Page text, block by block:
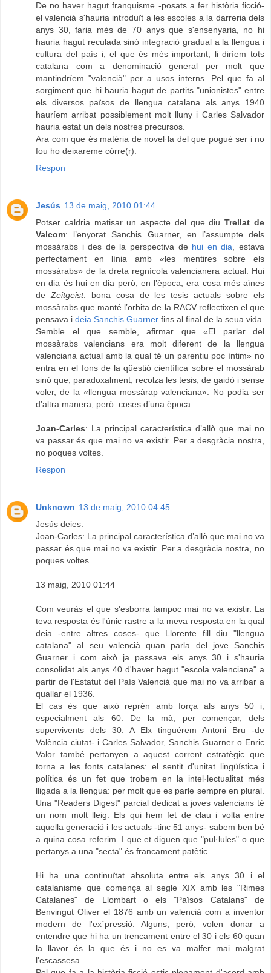
De no haver hagut franquisme -posats a fer història ficció-
el valencià s'hauria introduït a les escoles a la darreria dels
anys 30, faria més de 70 anys que s'ensenyaria, no hi
hauria hagut reculada sinó integració gradual a la llengua i
cultura del país i, el que és més important, li diríem tots
catalana com a denominació general per molt que
mantindríem "valencià" per a usos interns. Pel que fa al
sorgiment que hi hauria hagut de partits "unionistes" entre
els diversos països de llengua catalana als anys 1940
hauríem arribat possiblement molt lluny i Carles Salvador
hauria estat un dels nostres precursos.
Ara com que és matèria de novel·la del que pogué ser i no
fou ho deixareme córre(r).
Respon
Jesús 13 de maig, 2010 01:44
Potser caldria matisar un aspecte del que diu Trellat de
Valcom: l’enyorat Sanchis Guarner, en l’assumpte dels
mossàrabs i des de la perspectiva de hui en dia, estava
perfectament en línia amb «les mentires sobre els
mossàrabs» de la dreta regnícola valencianera actual. Hui
en dia és hui en dia però, en l’època, era cosa més aïnes
deZeitgeist: bona cosa de les tesis actuals sobre els
mossàrabs que manté l’orbita de la RACV reflectixen el que
pensava i deia Sanchis Guarner fins al final de la seua vida.
Semble el que semble, afirmar que «El parlar del
mossàrabs valencians era molt diferent de la llengua
valenciana actual amb la qual té un parentiu poc íntim» no
entra en el fons de la qüestió científica sobre el mossàrab
sinó que, paradoxalment, recolza les tesis, de gaidó i sense
voler, de la «llengua mossàrap valenciana». No podia ser
d’altra manera, però: coses d’una època.
Joan-Carles: La principal característica d’allò que mai no
va passar és que mai no va existir. Per a desgràcia nostra,
no poques voltes.
Respon
Unknown 13 de maig, 2010 04:45
Jesús deies:
Joan-Carles: La principal característica d’allò que mai no va
passar és que mai no va existir. Per a desgràcia nostra, no
poques voltes.
13 maig, 2010 01:44
Com veuràs el que s'esborra tampoc mai no va existir. La
teva resposta és l'únic rastre a la meva resposta en la qual
deia -entre altres coses- que Llorente fill diu "llengua
catalana" al seu valencià quan parla del jove Sanchis
Guarner i com això ja passava els anys 30 i s'hauria
consolidat als anys 40 d'haver hagut "escola valenciana" a
partir de l'Estatut del País Valencià que mai no va arribar a
quallar el 1936.
El cas és que això reprén amb força als anys 50 i,
especialment als 60. De la mà, per començar, dels
supervivents dels 30. A Elx tinguérem Antoni Bru -de
València ciutat- i Carles Salvador, Sanchis Guarner o Enric
Valor també pertanyen a aquest corrent estratègic que
torna a les fonts catalanes: el sentit d'unitat lingüística i
política és un fet que trobem en la intel·lectualitat més
lligada a la llengua: per molt que es parle sempre en plural.
Una "Readers Digest" parcial dedicat a joves valencians té
un nom molt lleig. Els qui hem fet de clau i volta entre
aquella generació i les actuals -tinc 51 anys- sabem ben bé
a quina cosa referim. I que et diguen que "pul·lules" o que
pertanys a una "secta" és francament patètic.
Hi ha una continuïtat absoluta entre els anys 30 i el
catalanisme que comença al segle XIX amb les "Rimes
Catalanes" de Llombart o els "Països Catalans" de
Benvingut Oliver el 1876 amb un valencià com a inventor
modern de l'ex´pressió. Alguns, però, volen donar a
entendre que hi ha un trencament entre el 30 i els 60 quan
la llavor és la que és i no es va malfer mai malgrat
l'escassesa.